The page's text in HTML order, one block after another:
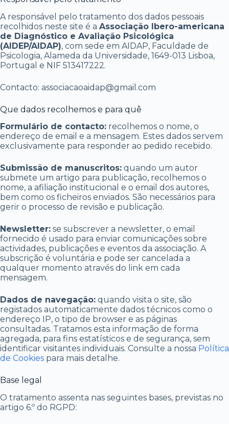
A responsável pelo tratamento dos dados pessoais
recolhidos neste site é a Associação Ibero-americana
de Diagnóstico e Avaliação Psicológica
(AIDEP/AIDAP), com sede em AIDAP, Faculdade de
Psicologia, Alameda da Universidade, 1649-013 Lisboa,
Portugal e NIF 513417222.
Contacto: associacaoaidap@gmail.com
Que dados recolhemos e para quê
Formulário de contacto: recolhemos o nome, o
endereço de email e a mensagem. Estes dados servem
exclusivamente para responder ao pedido recebido.
Submissão de manuscritos: quando um autor
submete um artigo para publicação, recolhemos o
nome, a afiliação institucional e o email dos autores,
bem como os ficheiros enviados. São necessários para
gerir o processo de revisão e publicação.
Newsletter: se subscrever a newsletter, o email
fornecido é usado para enviar comunicações sobre
actividades, publicações e eventos da associação. A
subscrição é voluntária e pode ser cancelada a
qualquer momento através do link em cada
mensagem.
Dados de navegação: quando visita o site, são
registados automaticamente dados técnicos como o
endereço IP, o tipo de browser e as páginas
consultadas. Tratamos esta informação de forma
agregada, para fins estatísticos e de segurança, sem
identificar visitantes individuais. Consulte a nossa Política
de Cookies para mais detalhe.
Base legal
O tratamento assenta nas seguintes bases, previstas no
artigo 6.º do RGPD: